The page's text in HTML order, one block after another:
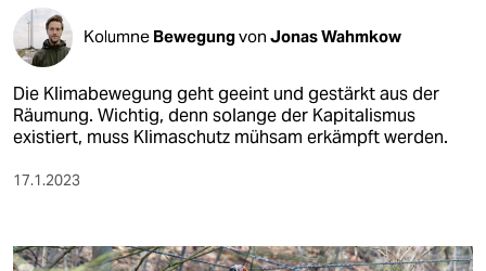
Kolumne Bewegungvon Jonas Wahmkow
Die Klimabewegung geht geeint und gestärkt aus der
Räumung. Wichtig, denn solange der Kapitalismus
existiert, muss Klimaschutz mühsam erkämpft werden.
17.1.2023